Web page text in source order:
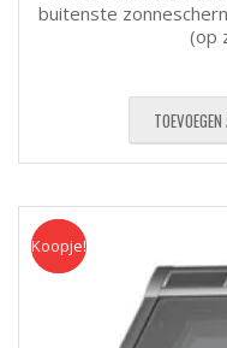
buitenste
(op
Koopje
Koopje!